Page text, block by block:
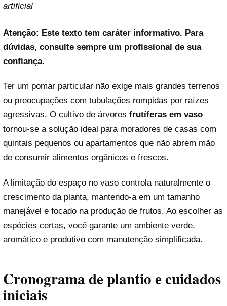
artificial
Atenção: Este texto tem caráter informativo. Para
dúvidas, consulte sempre um profissional de sua
confiança.
Ter um pomar particular não exige mais grandes terrenos
ou preocupações com tubulações rompidas por raízes
agressivas. O cultivo de árvores frutíferas em vaso
tornou-se a solução ideal para moradores de casas com
quintais pequenos ou apartamentos que não abrem mão
de consumir alimentos orgânicos e frescos.
A limitação do espaço no vaso controla naturalmente o
crescimento da planta, mantendo-a em um tamanho
manejável e focado na produção de frutos. Ao escolher as
espécies certas, você garante um ambiente verde,
aromático e produtivo com manutenção simplificada.
Cronograma de plantio e cuidados
iniciais